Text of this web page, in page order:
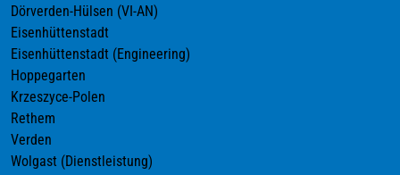
Dörverden-Hülsen (VI-AN)
Eisenhüttenstadt
Eisenhüttenstadt (Engineering)
Hoppegarten
Krzeszyce-Polen
Rethem
Verden
Wolgast (Dienstleistung)